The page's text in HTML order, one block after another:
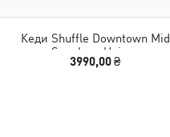
Кеди Shuffle Downtown Mid
Sneakers Unisex
3990,00 ₴